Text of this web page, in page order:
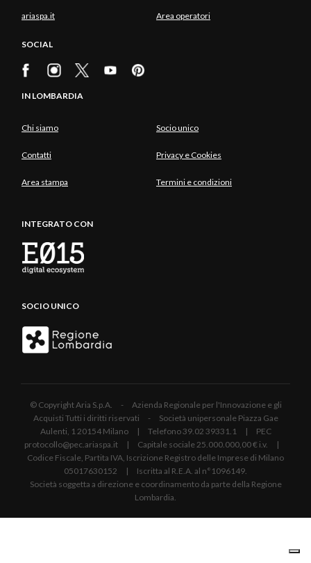
ariaspa.it Area operatori
SOCIAL
IN LOMBARDIA
Chi siamo Socio unico
Contatti Privacy e Cookies
Area stampa Termini e condizioni
INTEGRATO CON
SOCIO UNICO
© Copyright Aria S.p.A. - Azienda Regionale per l'Innovazione e gli
Acquisti Tutti i diritti riservati - Società unipersonale Piazza Gae
Aulenti, 1 20154 Milano | Telefono 39.02 39331.1 | PEC
protocollo@pec.ariaspa.it | Capitale sociale 25.000.000,00 € i.v. |
Codice Fiscale, Partita IVA, Iscrizione Registro delle Imprese di Milano
05017630152 | Iscritta al R.E.A. al n°1096149.
Società soggetta a direzione e coordinamento da parte della Regione
Lombardia.